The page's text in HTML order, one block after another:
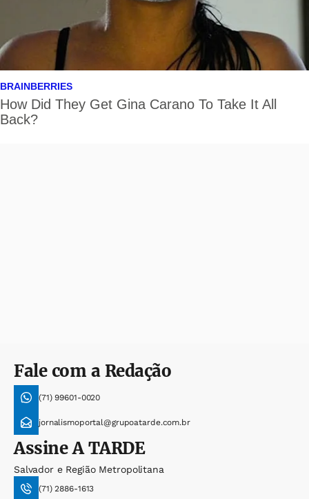
Fale com a Redação
(71) 99601-0020
jornalismoportal@grupoatarde.com.br
AssineA TARDE
Salvador e Região Metropolitana
(71) 2886-1613